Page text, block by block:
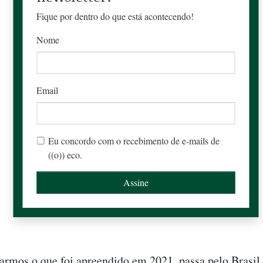
Fique por dentro do que está acontecendo!
Nome
Email
Eu concordo com o recebimento de e-mails de
((o)) eco.